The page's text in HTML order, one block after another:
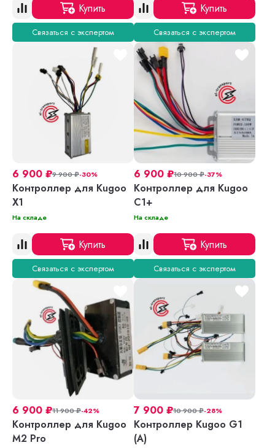
Купить
Связаться с экспертом
Купить
Связаться с экспертом
6 900 ₽9 900₽-30%
Контроллер для Kugoo
X1
На складе
Купить
Связаться с экспертом
6 900 ₽10 900₽-37%
Контроллер для Kugoo
С1+
На складе
Купить
Связаться с экспертом
6 900 ₽11 900₽-42%
Контроллер для Kugoo
M2 Pro
7 900 ₽10 900₽-28%
Контроллер Kugoo G1
(A)